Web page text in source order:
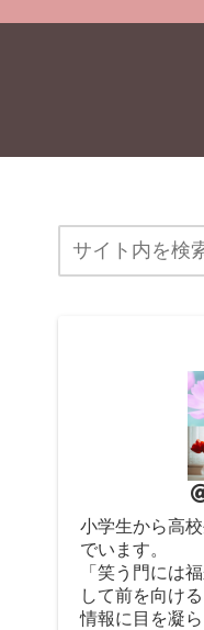
小学生から高
でいます。
「笑う門には
して前を向け
情報に目を凝